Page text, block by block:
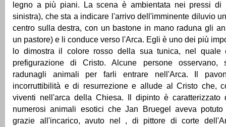
legno a più piani. La scena è ambientata nei pressi di
sinistra), che sta a indicare l'arrivo dell'imminente diluvio
centro sulla destra, con un bastone in mano raduna gli
un pastore) e li conduce verso l'Arca. Egli è uno dei più
lo dimostra il colore rosso della sua tunica, nel quale
prefigurazione di Cristo. Alcune persone osservano,
radunagli animali per farli entrare nell'Arca. Il
incorruttibilità e di resurrezione e allude al Cristo che,
viventi nell'arca della Chiesa. Il dipinto è caratterizzato
numerosi animali esotici che Jan Bruegel aveva
grazie all'incarico, avuto nel , di pittore di corte